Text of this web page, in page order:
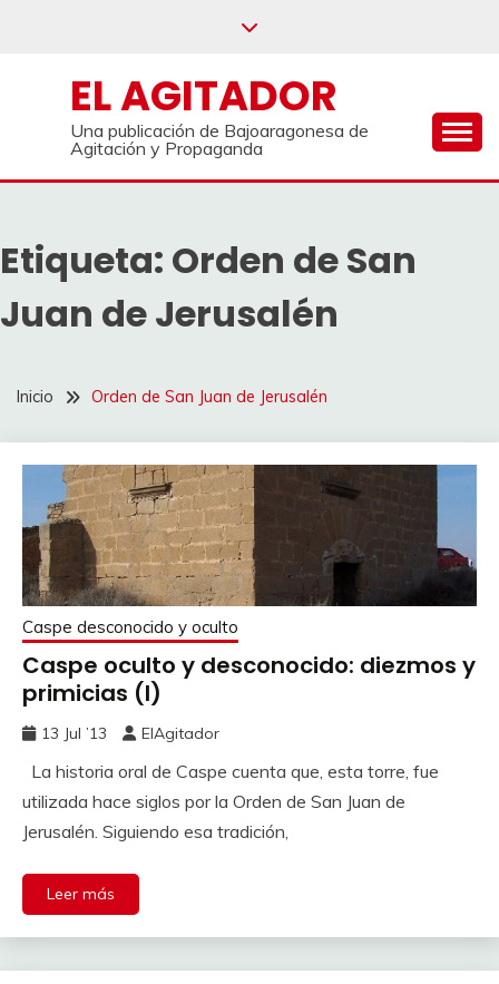
EL AGITADOR
Una publicación de Bajoaragonesa de
Agitación y Propaganda
Etiqueta: Orden de San
Juan de Jerusalén
Inicio Orden de San Juan de Jerusalén
Caspe desconocido y oculto
Caspe oculto y desconocido: diezmos y
primicias (I)
13 Jul ’13 ElAgitador
La historia oral de Caspe cuenta que, esta torre, fue
utilizada hace siglos por la Orden de San Juan de
Jerusalén. Siguiendo esa tradición,
Leer más